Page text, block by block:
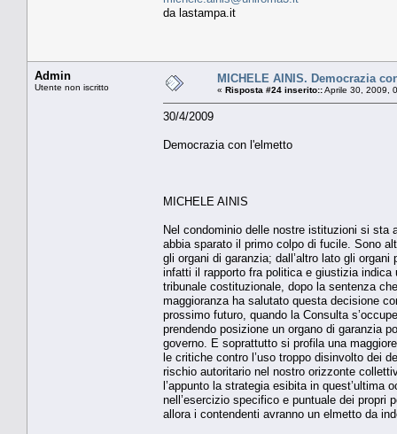
da lastampa.it
Admin
Utente non iscritto
MICHELE AINIS. Democrazia
« Risposta #24 inserito::Aprile 30, 2009,
30/4/2009
Democrazia con l'elmetto
MICHELE AINIS
Nel condominio delle nostre istituzioni si sta
abbia sparato il primo colpo di fucile. Sono
gli organi di garanzia; dall’altro lato gli
infatti il rapporto fra politica e giustizia
tribunale costituzionale, dopo la sentenza
maggioranza ha salutato questa decisione
prossimo futuro, quando la Consulta
prendendo posizione un organo di garanzia
governo. E soprattutto si profila una
le critiche contro l’uso troppo disinvolto dei
rischio autoritario nel nostro orizzonte
l’appunto la strategia esibita in
nell’esercizio specifico e puntuale dei propri
allora i contendenti avranno un elmetto da